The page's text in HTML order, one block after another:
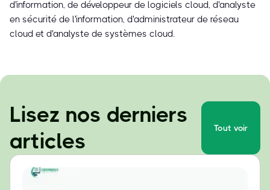
d'information, de développeur de logiciels cloud, d'analyste
en sécurité de l'information, d'administrateur de réseau
cloud et d'analyste de systèmes cloud.
Lisez nos derniers
articles
Tout voir